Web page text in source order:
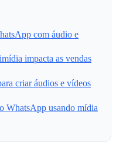
com áudio e
impacta as vendas
criar áudios e vídeos
WhatsApp usando mídia